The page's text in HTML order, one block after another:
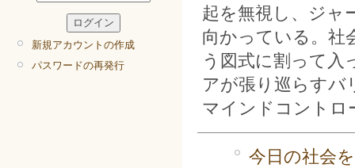
新規アカウントの作成
パスワードの再発行
起を無視し、ジャ
向かっている。社
う図式に割って
アが張り巡らすバ
マインドコントロ
今日の社会